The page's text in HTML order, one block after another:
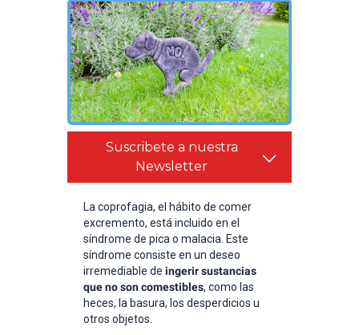
Suscribete a nuestra
Newsletter
La coprofagia, el hábito de comer
excremento, está incluido en el
síndrome de pica o malacia. Este
síndrome consiste en un deseo
irremediable de ingerir sustancias
que no son comestibles, como las
heces, la basura, los desperdicios u
otros objetos.